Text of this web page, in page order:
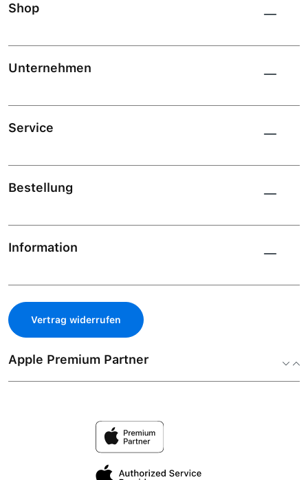
Shop
Unternehmen
Service
Bestellung
Information
Vertrag widerrufen
Apple Premium Partner